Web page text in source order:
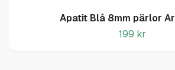
Apatit Blå 8mm pärlor
199 kr